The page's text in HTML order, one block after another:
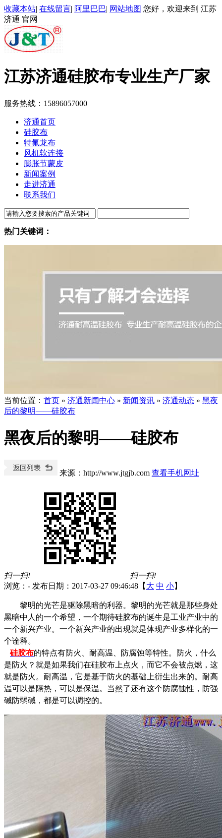
收藏本站| 在线留言| 阿里巴巴| 网站地图 您好，欢迎来到 江苏
济通 官网
江苏济通硅胶布专业生产厂家
服务热线： 15896057000
济通首页
硅胶布
特氟龙布
风机软连接
膨胀节蒙皮
新闻案例
走进济通
联系我们
热门关键词：
当前位置 ： 首页 » 济通新闻中心 » 新闻资讯 » 济通动态 » 黑夜
后的黎明——硅胶布
黑夜后的黎明——硅胶布
来源：http://www.jtgjb.com 查看手机网址
扫一扫!
扫一扫!
浏览： - 发布日期：2017-03-27 09:46:48【 大 中 小】
黎明的光芒是驱除黑暗的利器。黎明的光芒就是那些身处
黑暗中人的一个希望，一个期待硅胶布的诞生是工业产业中的
一个新兴产业。一个新兴产业的出现就是体现产业多样化的一
个诠释。
硅胶布的特点有防火、耐高温、防腐蚀等特性。防火，什么
是防火？就是如果我们在硅胶布上点火，而它不会被点燃，这
就是防火。耐高温，它是基于防火的基础上衍生出来的。耐高
温可以是隔热，可以是保温。当然了还有这个防腐蚀性，防强
碱防弱碱，都是可以调控的。